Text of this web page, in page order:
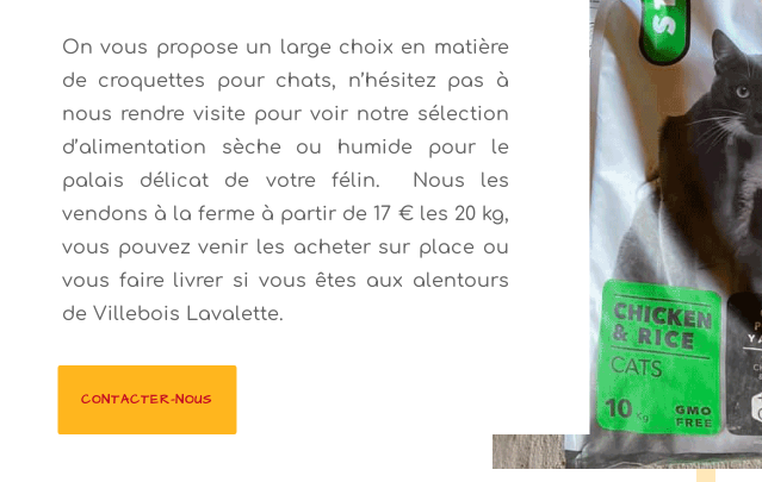
On vous propose un large choix en matière
de croquettes pour chats, n’hésitez pas à
nous rendre visite pour voir notre sélection
d’alimentation sèche ou humide pour le
palais délicat de votre félin. Nous les
vendons à la ferme à partir de 17 € les 20 kg,
vous pouvez venir les acheter sur place ou
vous faire livrer si vous êtes aux alentours
de Villebois Lavalette.
CONTACTER-NOUS